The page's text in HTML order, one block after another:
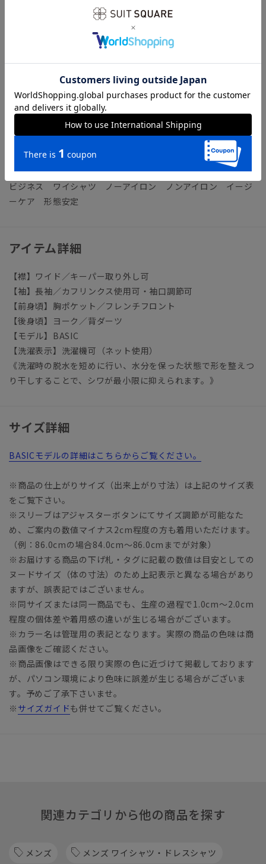
コットン本来の風合いや機能性をキープしつつ、ポリエステル
をブレンドして強度を高めています。
【機能】
NON IRON（ノンアイロン）／言葉通り“アイロン掛けが不
要”な、画期的な『NON IRON』ドレスシャツです。
【参考情報】The Style Dictionary
◆スーツに合うワイシャツおすすめ12選｜おしゃれ＆失敗しな
いシャツの選び方
ビジネス ワイシャツ ノーアイロン ノンアイロン イージ
ーケア 形態安定
アイテム詳細
【襟】ワイド／キーパー取り外し可
【袖】長袖／カフリンクス使用可・袖口調節可
【前身頃】胸ポケット／フレンチフロント
【後身頃】ヨーク／背ダーツ
【モデル】BASIC
【洗濯表示】洗濯機可（ネット使用）
《洗濯時の脱水を短めに行い、水分を保った状態で形を整えつ
り干しすることで、シワが最小限に抑えられます。》
サイズ詳細
BASICモデルの詳細はこちらからご覧ください。
※商品の仕上がりサイズ（出来上がり寸法）は上記のサイズ表
をご覧下さい。
※スリーブはアジャスターボタンにてサイズ調節が可能なた
め、ご案内の数値マイナス2cm程度の方も着用いただけます。
（例：86.0cmの場合84.0cm～86.0cmまでが対象）
※お届けする商品の下げ札・タグに記載の数値は目安としての
ヌードサイズ（体の寸法）のため上記表示と異なる場合があり
ますが、誤表記ではございません。
※同サイズまたは同一商品でも、生産の過程で1.0cm～2.0cm
程度の個体差や着用感の違いが生じる場合がございます。
※カラー名は管理用の表記となります。実際の商品の色味は商
品画像をご確認ください。
※商品画像はできる限り実際の色に近づけて掲載しております
が、パソコン環境により色味に誤差が生じる場合がございま
す。予めご了承下さいませ。
※ サイズガイドも併せてご覧ください。
関連カテゴリから他の商品を探す
メンズ メンズ ワイシャツ・ドレスシャツ